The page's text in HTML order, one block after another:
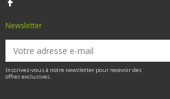
Newsletter
Inscrivez-vous à notre newsletter pour recevoir des
offres exclusives.